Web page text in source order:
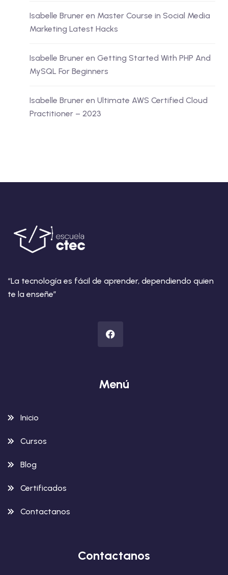
Isabelle Bruner en Master Course in Social Media
Marketing Latest Hacks
Isabelle Bruner en Getting Started With PHP And
MySQL For Beginners
Isabelle Bruner en Ultimate AWS Certified Cloud
Practitioner – 2023
“La tecnología es fácil de aprender, dependiendo quien
te la enseñe”
Menú
Inicio
Cursos
Blog
Certificados
Contactanos
Contactanos